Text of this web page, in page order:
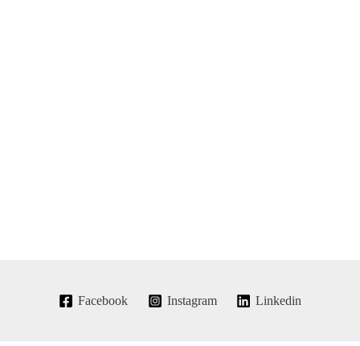
Facebook Instagram Linkedin